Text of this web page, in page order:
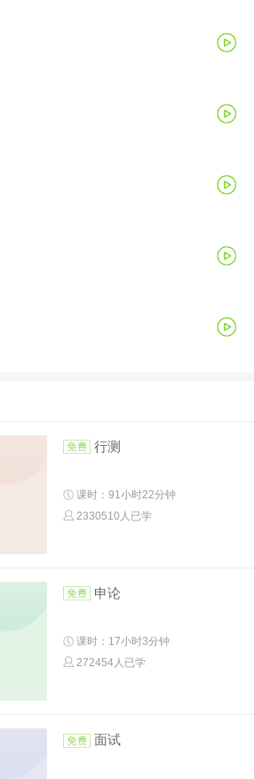
行测
课时：91小时22分钟
2330510人已学
申论
课时：17小时3分钟
272454人已学
面试